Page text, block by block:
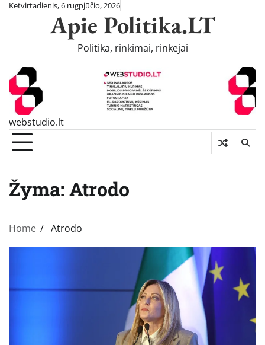
SkipKetvirtadienis, 6 rugpjūčio, 2026
Apie Politika.LT
Politika, rinkimai, rinkejai
webstudio.lt
Žyma: Atrodo
Home Atrodo